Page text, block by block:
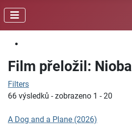
Film přeložil: Nioba
Filters
66 výsledků - zobrazeno 1 - 20
A Dog and a Plane (2026)